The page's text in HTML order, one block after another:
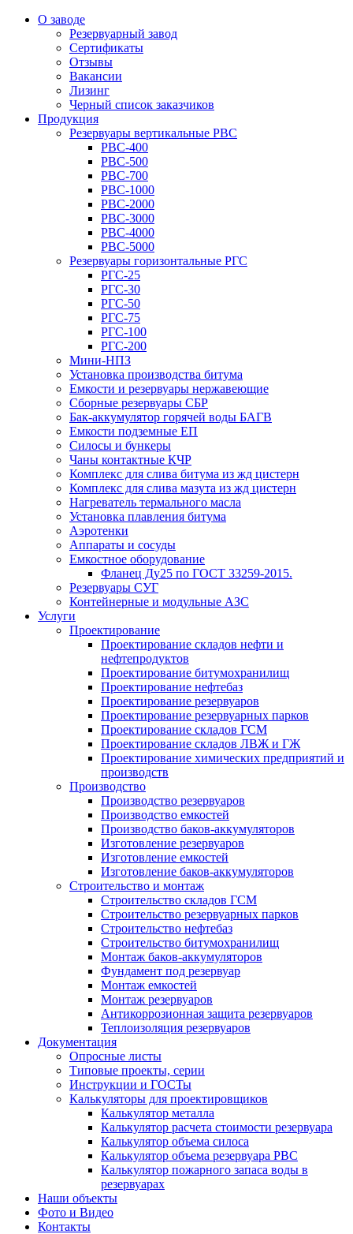
О заводе
Резервуарный завод
Сертификаты
Отзывы
Вакансии
Лизинг
Черный список заказчиков
Продукция
Резервуары вертикальные РВС
РВС-400
РВС-500
РВС-700
РВС-1000
РВС-2000
РВС-3000
РВС-4000
РВС-5000
Резервуары горизонтальные РГС
РГС-25
РГС-30
РГС-50
РГС-75
РГС-100
РГС-200
Мини-НПЗ
Установка производства битума
Емкости и резервуары нержавеющие
Сборные резервуары СБР
Бак-аккумулятор горячей воды БАГВ
Емкости подземные ЕП
Силосы и бункеры
Чаны контактные КЧР
Комплекс для слива битума из жд цистерн
Комплекс для слива мазута из жд цистерн
Нагреватель термального масла
Установка плавления битума
Аэротенки
Аппараты и сосуды
Емкостное оборудование
Фланец Ду25 по ГОСТ 33259-2015.
Резервуары СУГ
Контейнерные и модульные АЗС
Услуги
Проектирование
Проектирование складов нефти и
нефтепродуктов
Проектирование битумохранилищ
Проектирование нефтебаз
Проектирование резервуаров
Проектирование резервуарных парков
Проектирование складов ГСМ
Проектирование складов ЛВЖ и ГЖ
Проектирование химических предприятий и
производств
Производство
Производство резервуаров
Производство емкостей
Производство баков-аккумуляторов
Изготовление резервуаров
Изготовление емкостей
Изготовление баков-аккумуляторов
Строительство и монтаж
Строительство складов ГСМ
Строительство резервуарных парков
Строительство нефтебаз
Строительство битумохранилищ
Монтаж баков-аккумуляторов
Фундамент под резервуар
Монтаж емкостей
Монтаж резервуаров
Антикоррозионная защита резервуаров
Теплоизоляция резервуаров
Документация
Опросные листы
Типовые проекты, серии
Инструкции и ГОСТы
Калькуляторы для проектировщиков
Калькулятор металла
Калькулятор расчета стоимости резервуара
Калькулятор объема силоса
Калькулятор объема резервуара РВС
Калькулятор пожарного запаса воды в
резервуарах
Наши объекты
Фото и Видео
Контакты